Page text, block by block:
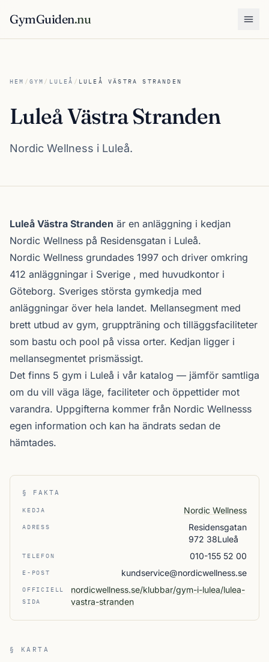
GymGuiden.nu
HEM / GYM / LULEÅ / LULEÅ VÄSTRA STRANDEN
Luleå Västra Stranden
Nordic Wellness i Luleå.
Om Luleå Västra Stranden
Luleå Västra Stranden är en anläggning i kedjan
Nordic Wellness på Residensgatan i Luleå.
Nordic Wellness grundades 1997 och driver omkring
412 anläggningar i Sverige , med huvudkontor i
Göteborg. Sveriges största gymkedja med
anläggningar över hela landet. Mellansegment med
brett utbud av gym, gruppträning och tilläggsfaciliteter
som bastu och pool på vissa orter. Kedjan ligger i
mellansegmentet prismässigt.
Det finns 5 gym i Luleå i vår katalog — jämför samtliga
om du vill väga läge, faciliteter och öppettider mot
varandra. Uppgifterna kommer från Nordic Wellnesss
egen information och kan ha ändrats sedan de
hämtades.
§ FAKTA
KEDJA Nordic Wellness
ADRESS
Residensgatan
972 38Luleå
TELEFON 010-155 52 00
E-POST kundservice@nordicwellness.se
OFFICIELL
SIDA
nordicwellness.se/klubbar/gym-i-lulea/lulea-
vastra-stranden
§ KARTA